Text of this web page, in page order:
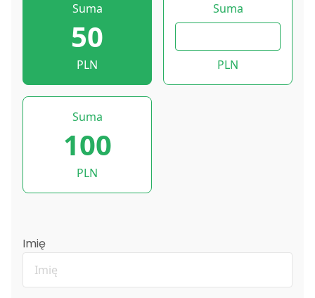
Suma
50
PLN
Suma
PLN
Suma
100
PLN
Imię